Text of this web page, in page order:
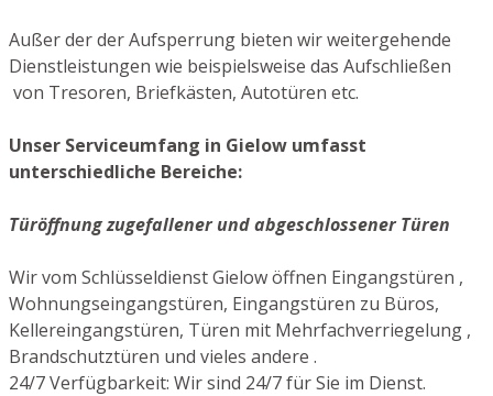
Außer der der Aufsperrung bieten wir weitergehende
Dienstleistungen wie beispielsweise das Aufschließen
von Tresoren, Briefkästen, Autotüren etc.
Unser Serviceumfang in Gielow umfasst
unterschiedliche Bereiche:
Türöffnung zugefallener und abgeschlossener Türen
Wir vom Schlüsseldienst Gielow öffnen Eingangstüren ,
Wohnungseingangstüren, Eingangstüren zu Büros,
Kellereingangstüren, Türen mit Mehrfachverriegelung ,
Brandschutztüren und vieles andere .
24/7 Verfügbarkeit: Wir sind 24/7 für Sie im Dienst.